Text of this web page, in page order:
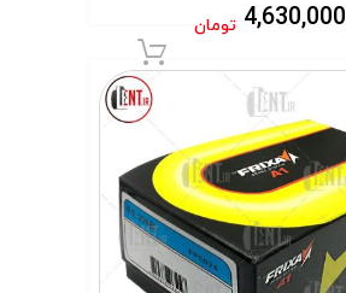
4,630,000 تومان